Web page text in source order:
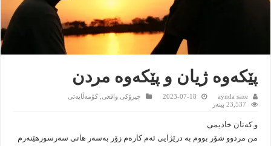
پێکەوە ژیان و پێکەوە مردن
aynda saze
2023-07-18 چیرۆکى واقعى ,کۆمەڵایەتى
23,537 بینەر
و.کەتان خادیمی
من مردوو شۆر بووم به‌ درێژایی ئه‌م كاره‌م زۆر به‌سه‌ر هاتی سه‌رسورهێنه‌رم